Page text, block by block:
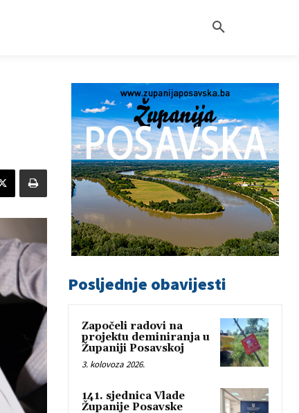
Posljednje obavijesti
Započeli radovi na
projektu deminiranja u
Županiji Posavskoj
3. kolovoza 2026.
141. sjednica Vlade
Županije Posavske